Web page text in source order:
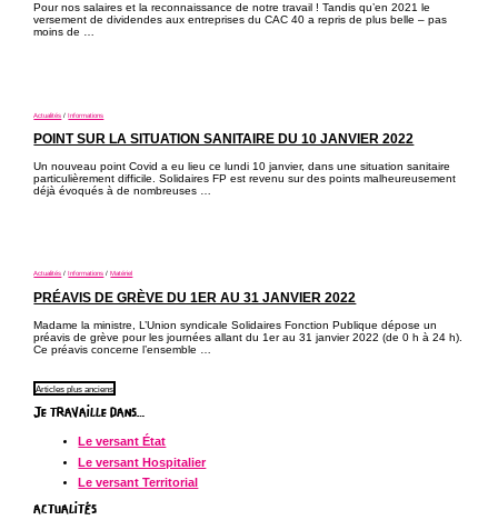
Pour nos salaires et la reconnaissance de notre travail ! Tandis qu’en 2021 le
versement de dividendes aux entreprises du CAC 40 a repris de plus belle – pas
moins de …
Actualités /Informations
POINT SUR LA SITUATION SANITAIRE DU 10 JANVIER 2022
Un nouveau point Covid a eu lieu ce lundi 10 janvier, dans une situation sanitaire
particulièrement difficile. Solidaires FP est revenu sur des points malheureusement
déjà évoqués à de nombreuses …
Actualités /Informations /Matériel
PRÉAVIS DE GRÈVE DU 1ER AU 31 JANVIER 2022
Madame la ministre, L’Union syndicale Solidaires Fonction Publique dépose un
préavis de grève pour les journées allant du 1er au 31 janvier 2022 (de 0 h à 24 h).
Ce préavis concerne l’ensemble …
NAVIGATION
DES
ARTICLES
Articles plus anciens
JE TRAVAILLE DANS…
Le versant État
Le versant Hospitalier
Le versant Territorial
ACTUALITÉS